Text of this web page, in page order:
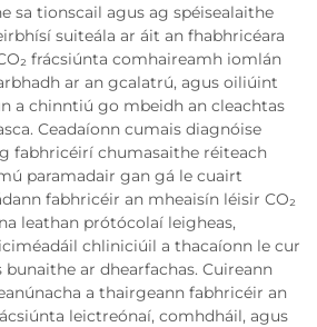
sa tionscail agus ag spéisealaithe
suiteála ar áit an fhabhricéara
frácsiúnta comhaireamh iomlán
ar an gcalatrú, agus oiliúint
a chinntiú go mbeidh an cleachtas
Ceadaíonn cumais diagnóise
fabhricéirí chumasaithe réiteach
paramadair gan gá le cuairt
fabhricéir an mheaisín léisir CO₂
leathan prótócolaí leigheas,
chliniciúil a thacaíonn le cur
ar dhearfachas. Cuireann
a thairgeann fabhricéir an
leictreónaí, comhdháil, agus